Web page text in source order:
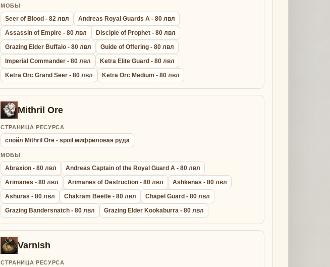
МОБЫ
Seer of Blood - 82 лвл
Andreas Royal Guards A - 80 лвл
Assassin of Empire - 80 лвл
Disciple of Prophet - 80 лвл
Grazing Elder Buffalo - 80 лвл
Guide of Offering - 80 лвл
Imperial Commander - 80 лвл
Ketra Elite Guard - 80 лвл
Ketra Orc Grand Seer - 80 лвл
Ketra Orc Medium - 80 лвл
Mithril Ore
СТРАНИЦА РЕСУРСА
спойл Mithril Ore - spoil мифриловая руда
МОБЫ
Abraxion - 80 лвл
Andreas Captain of the Royal Guard A - 80 лвл
Arimanes - 80 лвл
Arimanes of Destruction - 80 лвл
Ashkenas - 80 лвл
Ashuras - 80 лвл
Chakram Beetle - 80 лвл
Chapel Guard - 80 лвл
Grazing Bandersnatch - 80 лвл
Grazing Elder Kookaburra - 80 лвл
Varnish
СТРАНИЦА РЕСУРСА